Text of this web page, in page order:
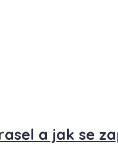
a jak se